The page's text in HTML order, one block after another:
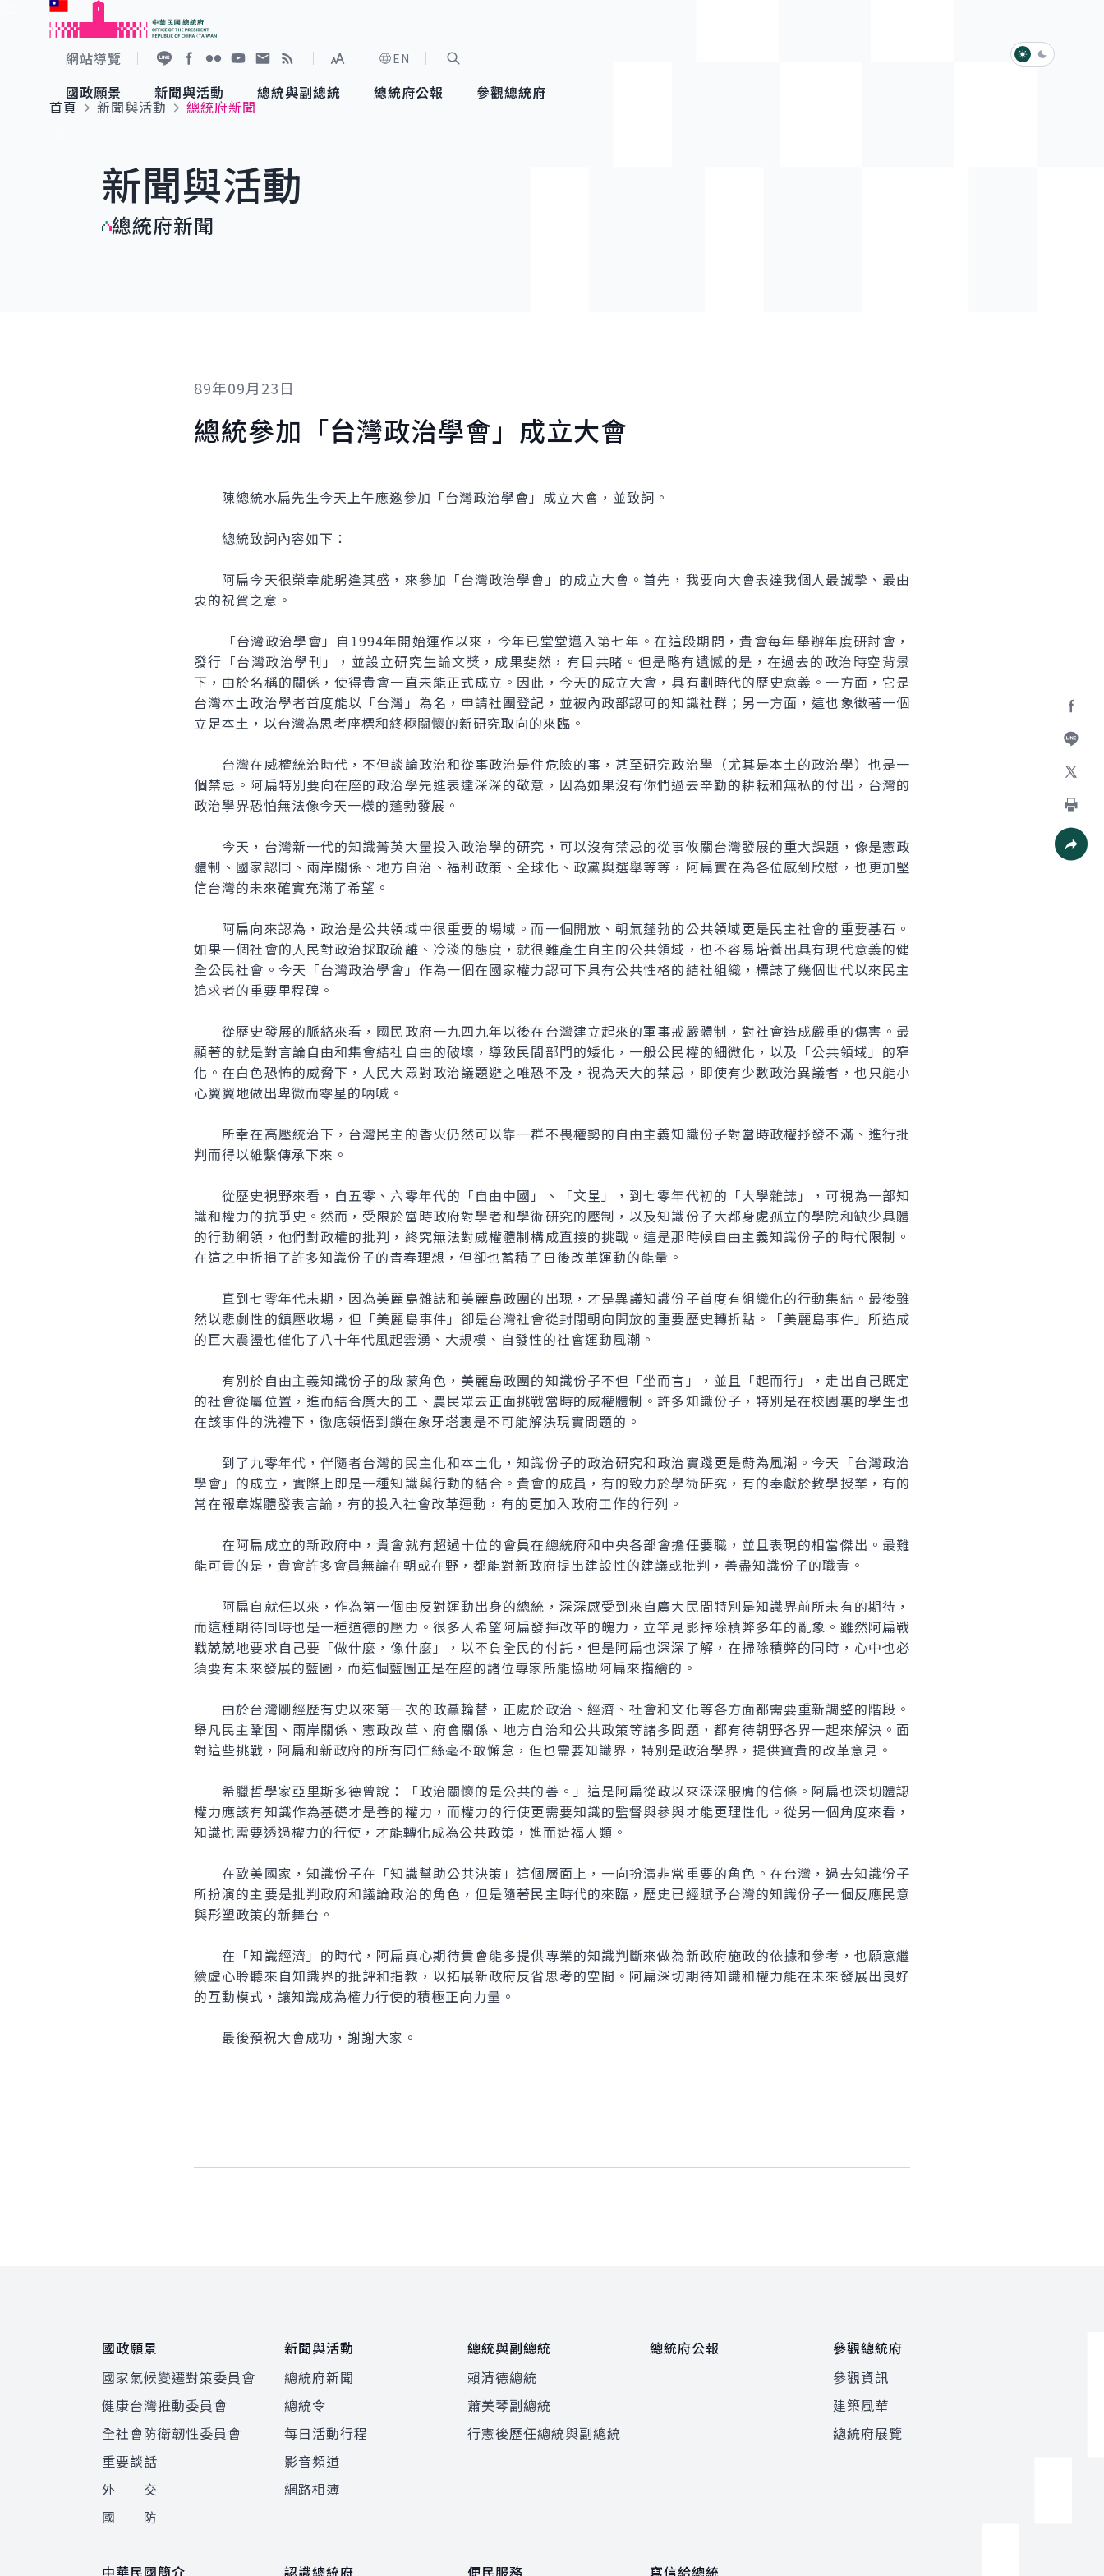
跳到主要內容
網站導覽
展開字級選單
EN
國政願景
國家氣候變遷對策委員會
重要談話
新聞與活動
總統府新聞
影音頻道
總統與副總統
賴清德總統
總統府公報 參觀總統府
參觀資訊
淺色模式
深色模式
首頁
新聞與活動
總統府新聞
新聞與活動
總統府新聞
加入好
列印
89年09月23日
總統參加「台灣政治學會」成立大會
陳總統水扁先生今天上午應邀參加「台灣政治學會」成立大會，並致詞。
總統致詞內容如下：
阿扁今天很榮幸能躬逢其盛，來參加「台灣政治學會」的成立大會。首先，我要向大會表達我個人最誠摯、最由
衷的祝賀之意。
「台灣政治學會」自1994年開始運作以來，今年已堂堂邁入第七年。在這段期間，貴會每年舉辦年度研討會，
發行「台灣政治學刊」，並設立研究生論文獎，成果斐然，有目共睹。但是略有遺憾的是，在過去的政治時空背景
下，由於名稱的關係，使得貴會一直未能正式成立。因此，今天的成立大會，具有劃時代的歷史意義。一方面，它是
台灣本土政治學者首度能以「台灣」為名，申請社團登記，並被內政部認可的知識社群；另一方面，這也象徵著一個
立足本土，以台灣為思考座標和終極關懷的新研究取向的來臨。
台灣在威權統治時代，不但談論政治和從事政治是件危險的事，甚至研究政治學（尤其是本土的政治學）也是一
個禁忌。阿扁特別要向在座的政治學先進表達深深的敬意，因為如果沒有你們過去辛勤的耕耘和無私的付出，台灣的
政治學界恐怕無法像今天一樣的蓬勃發展。
今天，台灣新一代的知識菁英大量投入政治學的研究，可以沒有禁忌的從事攸關台灣發展的重大課題，像是憲政
體制、國家認同、兩岸關係、地方自治、福利政策、全球化、政黨與選舉等等，阿扁實在為各位感到欣慰，也更加堅
信台灣的未來確實充滿了希望。
阿扁向來認為，政治是公共領域中很重要的場域。而一個開放、朝氣蓬勃的公共領域更是民主社會的重要基石。
如果一個社會的人民對政治採取疏離、冷淡的態度，就很難產生自主的公共領域，也不容易培養出具有現代意義的健
全公民社會。今天「台灣政治學會」作為一個在國家權力認可下具有公共性格的結社組織，標誌了幾個世代以來民主
追求者的重要里程碑。
從歷史發展的脈絡來看，國民政府一九四九年以後在台灣建立起來的軍事戒嚴體制，對社會造成嚴重的傷害。最
顯著的就是對言論自由和集會結社自由的破壞，導致民間部門的矮化，一般公民權的細微化，以及「公共領域」的窄
化。在白色恐怖的威脅下，人民大眾對政治議題避之唯恐不及，視為天大的禁忌，即使有少數政治異議者，也只能小
心翼翼地做出卑微而零星的吶喊。
所幸在高壓統治下，台灣民主的香火仍然可以靠一群不畏權勢的自由主義知識份子對當時政權抒發不滿、進行批
判而得以維繫傳承下來。
從歷史視野來看，自五零、六零年代的「自由中國」、「文星」，到七零年代初的「大學雜誌」，可視為一部知
識和權力的抗爭史。然而，受限於當時政府對學者和學術研究的壓制，以及知識份子大都身處孤立的學院和缺少具體
的行動綱領，他們對政權的批判，終究無法對威權體制構成直接的挑戰。這是那時候自由主義知識份子的時代限制。
在這之中折損了許多知識份子的青春理想，但卻也蓄積了日後改革運動的能量。
直到七零年代末期，因為美麗島雜誌和美麗島政團的出現，才是異議知識份子首度有組織化的行動集結。最後雖
然以悲劇性的鎮壓收場，但「美麗島事件」卻是台灣社會從封閉朝向開放的重要歷史轉折點。「美麗島事件」所造成
的巨大震盪也催化了八十年代風起雲湧、大規模、自發性的社會運動風潮。
有別於自由主義知識份子的啟蒙角色，美麗島政團的知識份子不但「坐而言」，並且「起而行」，走出自己既定
的社會從屬位置，進而結合廣大的工、農民眾去正面挑戰當時的威權體制。許多知識份子，特別是在校園裏的學生也
在該事件的洗禮下，徹底領悟到鎖在象牙塔裏是不可能解決現實問題的。
到了九零年代，伴隨者台灣的民主化和本土化，知識份子的政治研究和政治實踐更是蔚為風潮。今天「台灣政治
學會」的成立，實際上即是一種知識與行動的結合。貴會的成員，有的致力於學術研究，有的奉獻於教學授業，有的
常在報章媒體發表言論，有的投入社會改革運動，有的更加入政府工作的行列。
在阿扁成立的新政府中，貴會就有超過十位的會員在總統府和中央各部會擔任要職，並且表現的相當傑出。最難
能可貴的是，貴會許多會員無論在朝或在野，都能對新政府提出建設性的建議或批判，善盡知識份子的職責。
阿扁自就任以來，作為第一個由反對運動出身的總統，深深感受到來自廣大民間特別是知識界前所未有的期待，
而這種期待同時也是一種道德的壓力。很多人希望阿扁發揮改革的魄力，立竿見影掃除積弊多年的亂象。雖然阿扁戰
戰兢兢地要求自己要「做什麼，像什麼」，以不負全民的付託，但是阿扁也深深了解，在掃除積弊的同時，心中也必
須要有未來發展的藍圖，而這個藍圖正是在座的諸位專家所能協助阿扁來描繪的。
由於台灣剛經歷有史以來第一次的政黨輪替，正處於政治、經濟、社會和文化等各方面都需要重新調整的階段。
舉凡民主鞏固、兩岸關係、憲政改革、府會關係、地方自治和公共政策等諸多問題，都有待朝野各界一起來解決。面
對這些挑戰，阿扁和新政府的所有同仁絲毫不敢懈怠，但也需要知識界，特別是政治學界，提供寶貴的改革意見。
希臘哲學家亞里斯多德曾說：「政治關懷的是公共的善。」這是阿扁從政以來深深服膺的信條。阿扁也深切體認
權力應該有知識作為基礎才是善的權力，而權力的行使更需要知識的監督與參與才能更理性化。從另一個角度來看，
知識也需要透過權力的行使，才能轉化成為公共政策，進而造福人類。
在歐美國家，知識份子在「知識幫助公共決策」這個層面上，一向扮演非常重要的角色。在台灣，過去知識份子
所扮演的主要是批判政府和議論政治的角色，但是隨著民主時代的來臨，歷史已經賦予台灣的知識份子一個反應民意
與形塑政策的新舞台。
在「知識經濟」的時代，阿扁真心期待貴會能多提供專業的知識判斷來做為新政府施政的依據和參考，也願意繼
續虛心聆聽來自知識界的批評和指教，以拓展新政府反省思考的空間。阿扁深切期待知識和權力能在未來發展出良好
的互動模式，讓知識成為權力行使的積極正向力量。
最後預祝大會成功，謝謝大家。
國政願景
國家氣候變遷對策委員會
健康台灣推動委員會
全社會防衛韌性委員會
重要談話
外 交
國 防
新聞與活動
總統府新聞
總統令
每日活動行程
影音頻道
網路相簿
總統與副總統
賴清德總統
蕭美琴副總統
行憲後歷任總統與副總統
總統府公報
參觀總統府
參觀資訊
建築風華
總統府展覽
中華民國簡介 認識總統府 便民服務 寫信給總統